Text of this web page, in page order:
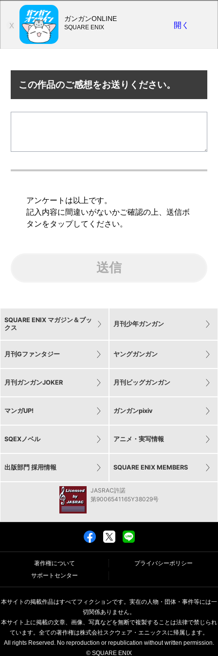
この作品のご感想をお送りください。
アンケートは以上です。
記入内容に間違いがないかご確認の上、送信ボ
タンをタップしてください。
送信
SQUARE ENIX マガジン＆ブッ
クス
月刊少年ガンガン
月刊Gファンタジー ヤングガンガン
月刊ガンガンJOKER 月刊ビッグガンガン
マンガUP! ガンガンpixiv
SQEXノベル アニメ・実写情報
出版部門 採用情報 SQUARE ENIX MEMBERS
JASRAC許諾
第9006541165Y38029号
著作権について
プライバシーポリシー
サポートセンター
本サイトの掲載作品はすべてフィクションです。実在の人物・団体・事件等には一
切関係ありません。
本サイト上に掲載の文章、画像、写真などを無断で複製することは法律で禁じられ
ています。全ての著作権は株式会社スクウェア・エニックスに帰属します。
All rights Reserved. No reproduction or republication without written permission.
© SQUARE ENIX
X
ガンガンONLINE
SQUARE ENIX 開く